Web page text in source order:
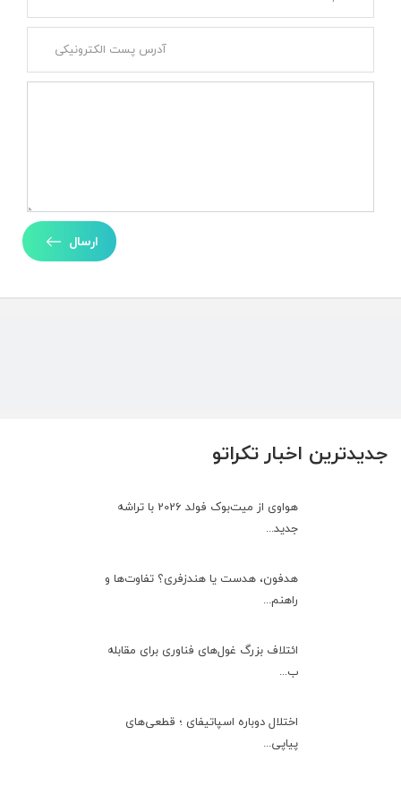
جدیدترین اخبار تکراتو
هواوی از میت‌بوک فولد 2026 با تراشه
جدید...
هدفون، هدست یا هندزفری؟ تفاوت‌ها و
راهنم...
ائتلاف بزرگ غول‌های فناوری برای مقابله
ب...
اختلال دوباره اسپاتیفای ؛ قطعی‌های
پیاپی...
ارسال